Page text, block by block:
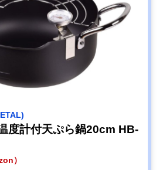
度計付天ぷら鍋20cm HB-
）